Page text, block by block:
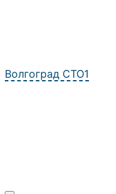
Волгоград СТО1